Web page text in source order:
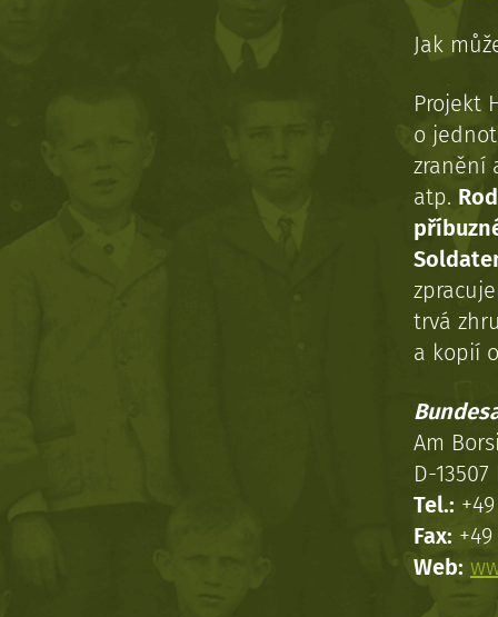
Jak
Projekt
o
zranění
atp.
trvá
a kopií
Am
D-
Tel.:
Fax:
Web: